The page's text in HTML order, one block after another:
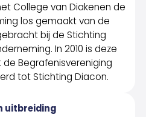
College van Diakenen de
los gemaakt van de
bij de Stichting
In 2010 is deze
Begrafenisvereniging
tot Stichting Diacon.
uitbreiding